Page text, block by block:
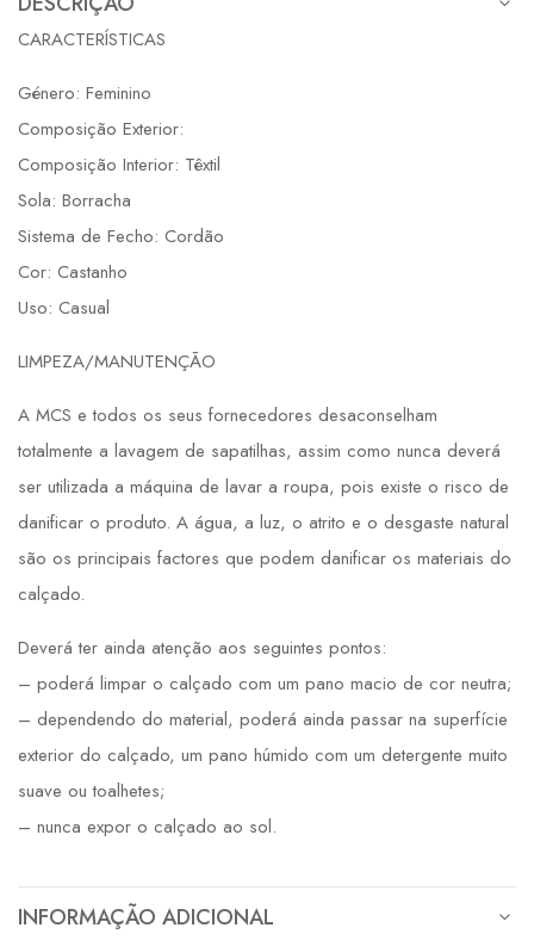
CARACTERÍSTICAS
Género: Feminino
Composição Exterior:
Composição Interior: Têxtil
Sola: Borracha
Sistema de Fecho: Cordão
Cor: Castanho
Uso: Casual
LIMPEZA/MANUTENÇÃO
A MCS e todos os seus fornecedores desaconselham
totalmente a lavagem de sapatilhas, assim como nunca deverá
ser utilizada a máquina de lavar a roupa, pois existe o risco de
danificar o produto. A água, a luz, o atrito e o desgaste natural
são os principais factores que podem danificar os materiais do
calçado.
Deverá ter ainda atenção aos seguintes pontos:
– poderá limpar o calçado com um pano macio de cor neutra;
– dependendo do material, poderá ainda passar na superfície
exterior do calçado, um pano húmido com um detergente muito
suave ou toalhetes;
– nunca expor o calçado ao sol.
INFORMAÇÃO ADICIONAL